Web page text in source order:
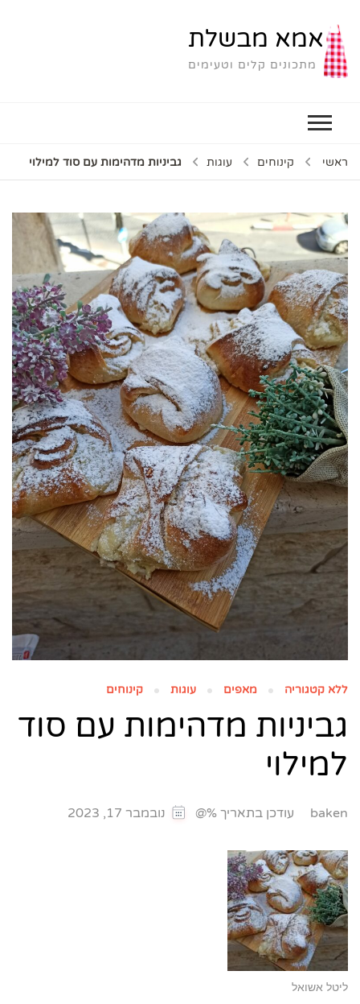
אמא מבשלת
מתכונים קלים וטעימים
ראשי קינוחים עוגות גביניות מדהימות עם סוד למילוי
ללא קטגוריה מאפים עוגות קינוחים
גביניות מדהימות עם סוד
למילוי
baken עודכן בתאריך %@ נובמבר 17, 2023
ליטל אשואל